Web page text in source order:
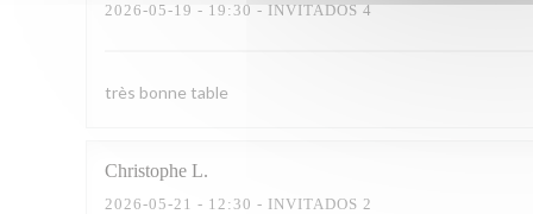
2026-05-19 - 19:30 - INVITADOS 4
très bonne table
Christophe L
2026-05-21 - 12:30 - INVITADOS 2